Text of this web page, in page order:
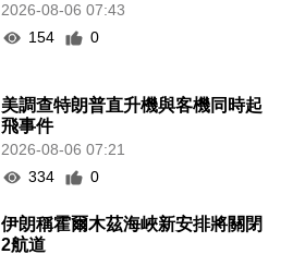
2026-08-06 07:43
154
0
美調查特朗普直升機與客機同時起
飛事件
2026-08-06 07:21
334
0
伊朗稱霍爾木茲海峽新安排將關閉
2航道